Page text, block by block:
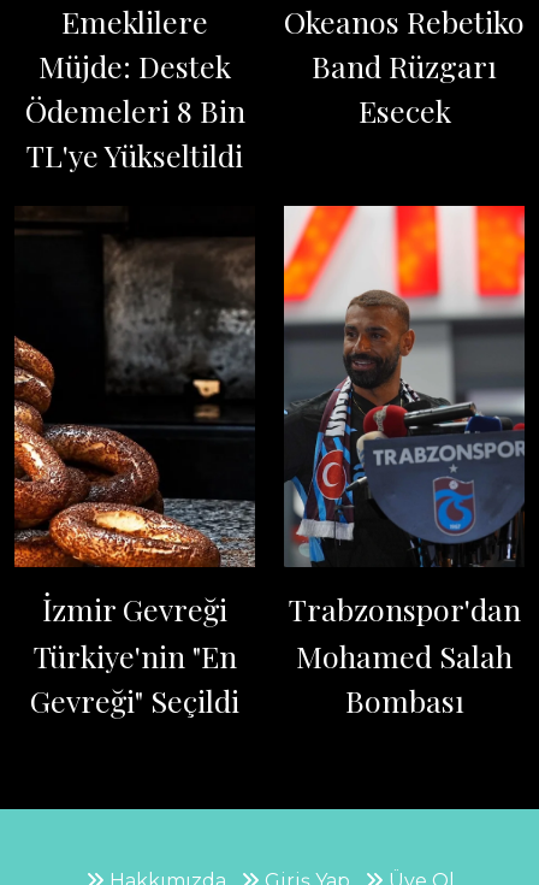
Emeklilere
Müjde: Destek
Ödemeleri 8 Bin
TL'ye Yükseltildi
Okeanos Rebetiko
Band Rüzgarı
Esecek
İzmir Gevreği
Türkiye'nin "En
Gevreği" Seçildi
Trabzonspor'dan
Mohamed Salah
Bombası